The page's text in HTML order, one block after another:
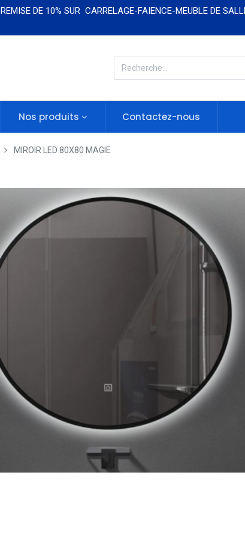
REMISE DE 10% SUR CARRELAGE-FAIENCE-MEUBLE DE
Nos produits​​ Contactez-nous
MIROIR LED 80X80 MAGIE